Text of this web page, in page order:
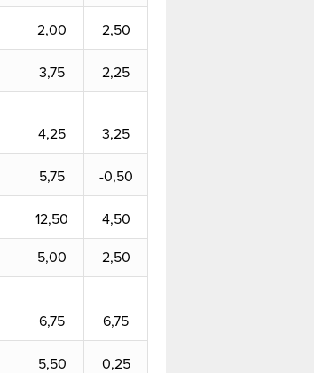
2,00 2,50
3,75 2,25
4,25 3,25
5,75 -0,50
12,50 4,50
5,00 2,50
6,75 6,75
5,50 0,25